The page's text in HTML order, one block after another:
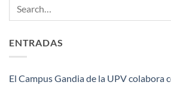
ENTRADAS
El Campus Gandia de la UPV colabora